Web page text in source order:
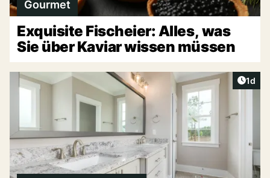
Gourmet
Exquisite Fischeier: Alles, was
Sie über Kaviar wissen müssen
1d